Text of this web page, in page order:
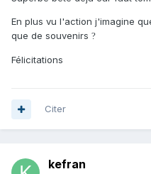
En plus vu l'action j'imagine
que de souvenirs ?
Félicitations
Citer
kefran